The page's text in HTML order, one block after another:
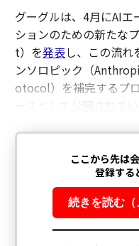
グーグルは、4月にAI
ションのための新たな
t）を発表し、この流れ
ンソロピック（
otocol）を補完するプ